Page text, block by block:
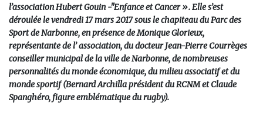
l’association Hubert Gouin -"Enfance et Cancer ». Elle s’est
déroulée le vendredi 17 mars 2017 sous le chapiteau du Parc des
Sport de Narbonne, en présence de Monique Glorieux,
représentante de l’ association, du docteur Jean-Pierre Courrèges
conseiller municipal de la ville de Narbonne, de nombreuses
personnalités du monde économique, du milieu associatif et du
monde sportif (Bernard Archilla président du RCNM et Claude
Spanghéro, figure emblématique du rugby).